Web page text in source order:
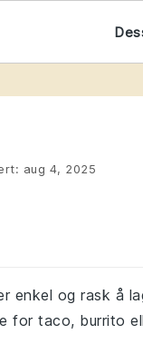
aug 4, 2025
enkel og rask å
for taco, burrito